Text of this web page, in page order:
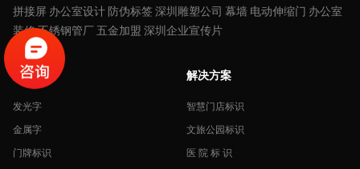
拼接屏 办公室设计 防伪标签 深圳雕塑公司 幕墙 电动伸缩门 办公室
装修不锈钢管厂 五金加盟 深圳企业宣传片
产品中心
发光字
金属字
门牌标识
解决方案
智慧门店标识
文旅公园标识
医 院 标 识